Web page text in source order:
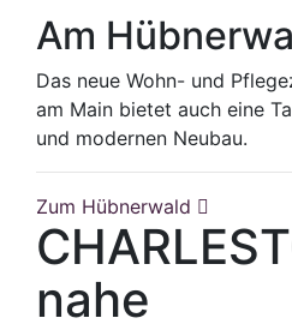
Am
Das neue Wohn- und
am Main bietet auch eine
und modernen Neubau.
Zum Hübnerwald
nahe